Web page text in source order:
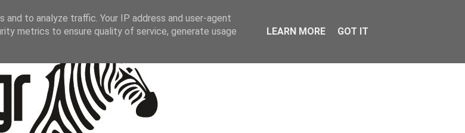
to analyze traffic. Your IP address and user-agent
metrics to ensure quality of service, generate usage
LEARN MORE GOT IT